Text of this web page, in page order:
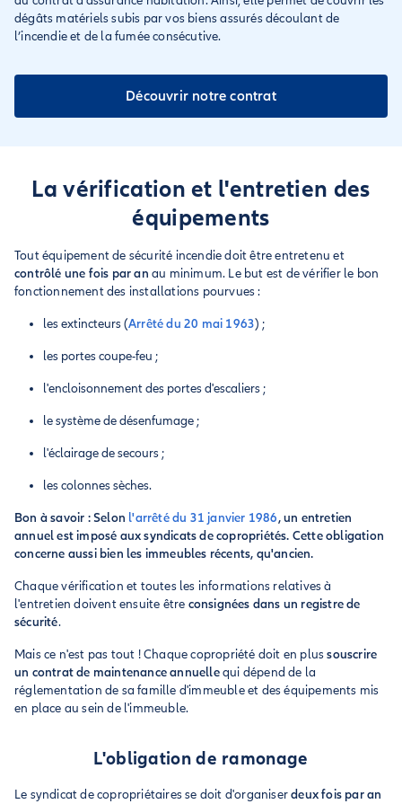
dégâts matériels subis par vos biens assurés découlant de
l’incendie et de la fumée consécutive.
Découvrir notre contrat
La vérification et l'entretien des
équipements
Tout équipement de sécurité incendie doit être entretenu et
contrôlé une fois par an au minimum. Le but est de vérifier le bon
fonctionnement des installations pourvues :
les extincteurs (Arrêté du 20 mai 1963) ;
les portes coupe-feu ;
l'encloisonnement des portes d'escaliers ;
le système de désenfumage ;
l'éclairage de secours ;
les colonnes sèches.
Bon à savoir : Selon l'arrêté du 31 janvier 1986, un entretien
annuel est imposé aux syndicats de copropriétés. Cette obligation
concerne aussi bien les immeubles récents, qu'ancien.
Chaque vérification et toutes les informations relatives à
l'entretien doivent ensuite être consignées dans un registre de
sécurité.
Mais ce n'est pas tout ! Chaque copropriété doit en plussouscrire
un contrat de maintenance annuellequi dépend de la
réglementation de sa famille d'immeuble et des équipements mis
en place au sein de l'immeuble.
L'obligation de ramonage
Le syndicat de copropriétaires se doit d'organiserdeux fois par an